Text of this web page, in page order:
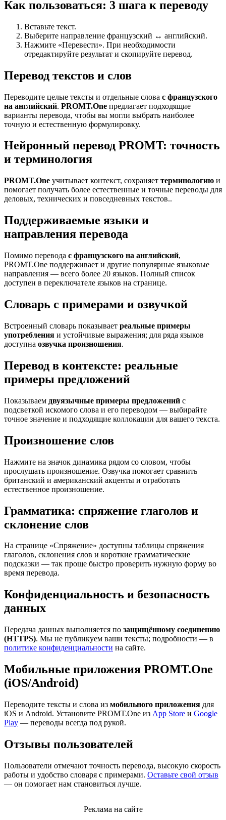
Как пользоваться: 3 шага к переводу
Вставьте текст.
Выберите направление французский ↔ английский.
Нажмите «Перевести». При необходимости
отредактируйте результат и скопируйте перевод.
Перевод текстов и слов
Переводите целые тексты и отдельные слова с французского
на английский. PROMT.One предлагает подходящие
варианты перевода, чтобы вы могли выбрать наиболее
точную и естественную формулировку.
Нейронный перевод PROMT: точность
и терминология
PROMT.One учитывает контекст, сохраняет терминологию и
помогает получать более естественные и точные переводы для
деловых, технических и повседневных текстов..
Поддерживаемые языки и
направления перевода
Помимо перевода с французского на английский,
PROMT.One поддерживает и другие популярные языковые
направления — всего более 20 языков. Полный список
доступен в переключателе языков на странице.
Словарь с примерами и озвучкой
Встроенный словарь показывает реальные примеры
употребления и устойчивые выражения; для ряда языков
доступна озвучка произношения.
Перевод в контексте: реальные
примеры предложений
Показываем двуязычные примеры предложений с
подсветкой искомого слова и его переводом — выбирайте
точное значение и подходящие коллокации для вашего текста.
Произношение слов
Нажмите на значок динамика рядом со словом, чтобы
прослушать произношение. Озвучка помогает сравнить
британский и американский акценты и отработать
естественное произношение.
Грамматика: спряжение глаголов и
склонение слов
На странице «Спряжение» доступны таблицы спряжения
глаголов, склонения слов и короткие грамматические
подсказки — так проще быстро проверить нужную форму во
время перевода.
Конфиденциальность и безопасность
данных
Передача данных выполняется по защищённому соединению
(HTTPS). Мы не публикуем ваши тексты; подробности — в
политике конфиденциальности на сайте.
Мобильные приложения PROMT.One
(iOS/Android)
Переводите тексты и слова из мобильного приложения для
iOS и Android. Установите PROMT.One из App Store и Google
Play — переводы всегда под рукой.
Отзывы пользователей
Пользователи отмечают точность перевода, высокую скорость
работы и удобство словаря с примерами. Оставьте свой отзыв
— он помогает нам становиться лучше.
Реклама на сайте